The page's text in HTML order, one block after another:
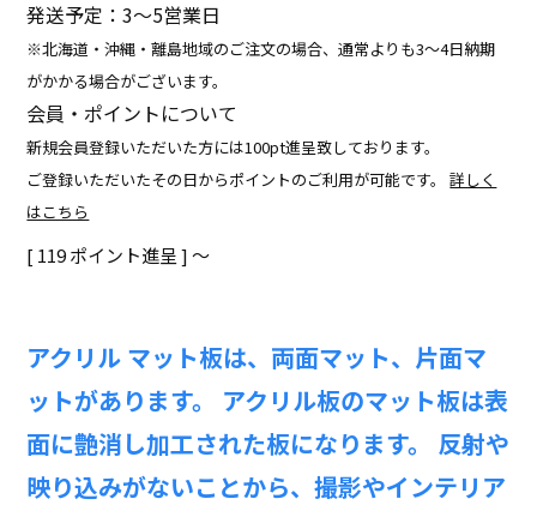
発送予定：3〜5営業日
※北海道・沖縄・離島地域のご注文の場合、通常よりも3～4日納期
がかかる場合がございます。
会員・ポイントについて
新規会員登録いただいた方には100pt進呈致しております。
ご登録いただいたその日からポイントのご利用が可能です。詳しく
はこちら
[ 119ポイント進呈 ] 〜
アクリル マット板は、両面マット、片面マ
ットがあります。 アクリル板のマット板は表
面に艶消し加工された板になります。 反射や
映り込みがないことから、撮影やインテリア